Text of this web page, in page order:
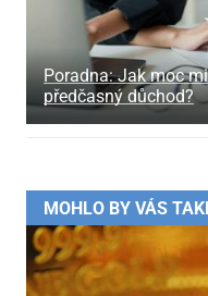
Poradna: Jak moc
předčasný důchod?
MOHLO BY VÁS